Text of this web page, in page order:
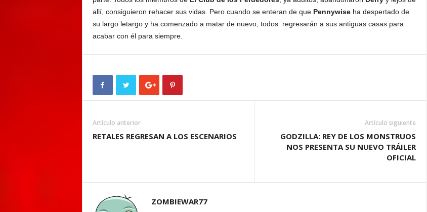
allí, consiguieron rehacer sus vidas. Pero cuando se enteran de que Pennywiseha despertado de
su largo letargo y ha comenzado a matar de nuevo, todos regresarán a sus antiguas casas para
acabar con él para siempre.
Artículo anterior
RETALES REGRESAN A LOS ESCENARIOS
Artículo siguiente
GODZILLA: REY DE LOS MONSTRUOS
NOS PRESENTA SU NUEVO TRÁILER
OFICIAL
ZOMBIEWAR77